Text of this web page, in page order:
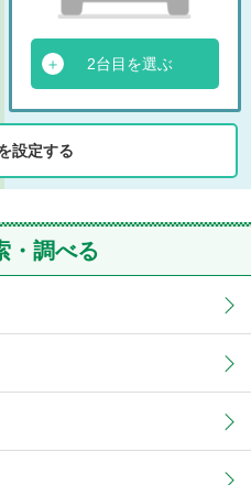
2台目を選ぶ
設定する
・調べる